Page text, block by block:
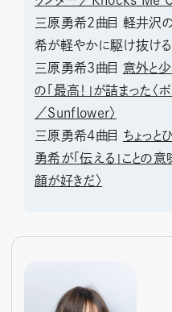
三原勇希2曲目 軽井沢
希が軽やかに駆け抜け
三原勇希3曲目 意外と
の「最高！」が詰まった〈ポ
／Sunflower〉
三原勇希4曲目 ちょっと
勇希が「伝える」ことの
顔が好きだ〉